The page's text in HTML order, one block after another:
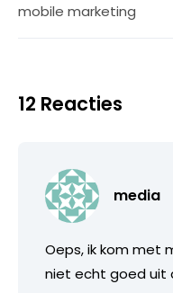
mobile marketing
12 Reacties
media
Oeps, ik kom met
niet echt goed uit